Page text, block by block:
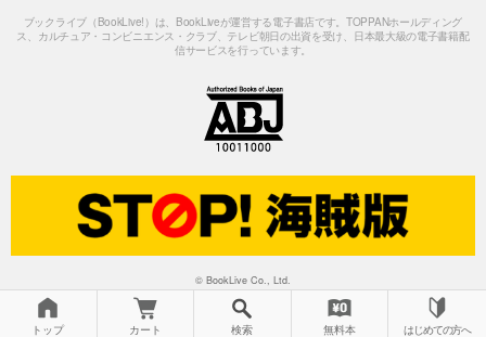
ブックライブ（BookLive!）は、BookLiveが運営する電子書店です。TOPPANホールディング
ス、カルチュア・コンビニエンス・クラブ、テレビ朝日の出資を受け、日本最大級の電子書籍配
信サービスを行っています。
© BookLive Co., Ltd.
トップ カート 検索 無料本 はじめての方へ